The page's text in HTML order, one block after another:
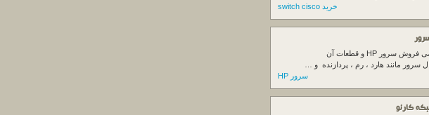
خرید switch cisco
فروش سرور
سرور مانند هارد ، رم ، پردازنده و …
سرور HP
کارنو